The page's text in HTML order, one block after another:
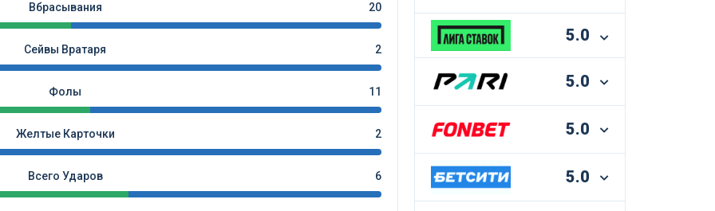
Вбрасывания 20
Сейвы Вратаря 2
Фолы 11
Желтые Карточки 2
Всего Ударов 6
5.0
5.0
5.0
5.0